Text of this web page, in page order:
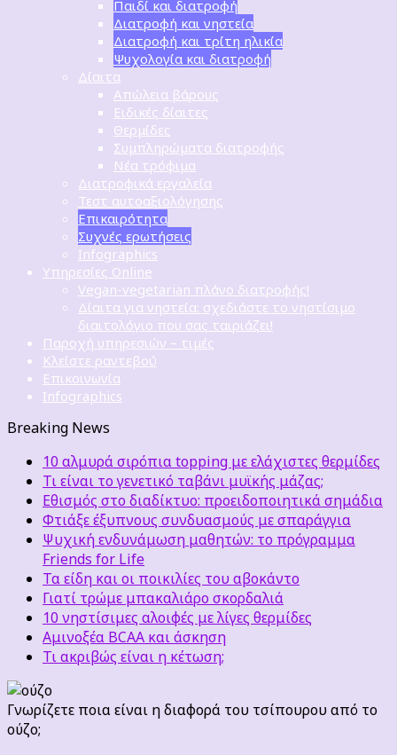
Παιδί και διατροφή
Διατροφή και νηστεία
Διατροφή και τρίτη ηλικία
Ψυχολογία και διατροφή
Δίαιτα
Απώλεια βάρους
Ειδικές δίαιτες
Θερμίδες
Συμπληρώματα διατροφής
Νέα τρόφιμα
Διατροφικά εργαλεία
Τεστ αυτοαξιολόγησης
Επικαιρότητα
Συχνές ερωτήσεις
Infographics
Υπηρεσίες Online
Vegan-vegetarian πλάνο διατροφής!
Δίαιτα για νηστεία: σχεδιάστε το νηστίσιμο
διαιτολόγιο που σας ταιριάζει!
Παροχή υπηρεσιών – τιμές
Κλείστε ραντεβού
Επικοινωνία
Infographics
Breaking News
10 αλμυρά σιρόπια topping με ελάχιστες θερμίδες
Τι είναι το γενετικό ταβάνι μυϊκής μάζας;
Εθισμός στο διαδίκτυο: προειδοποιητικά σημάδια
Φτιάξε έξυπνους συνδυασμούς με σπαράγγια
Ψυχική ενδυνάμωση μαθητών: το πρόγραμμα
Friends for Life
Τα είδη και οι ποικιλίες του αβοκάντο
Γιατί τρώμε μπακαλιάρο σκορδαλιά
10 νηστίσιμες αλοιφές με λίγες θερμίδες
Αμινοξέα BCAA και άσκηση
Τι ακριβώς είναι η κέτωση;
Γνωρίζετε ποια είναι η διαφορά του τσίπουρου από το
ούζο;